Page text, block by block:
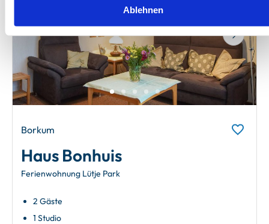
Ablehnen
Next
Borkum
Haus Bonhuis
Ferienwohnung Lütje Park
2 Gäste
1 Studio